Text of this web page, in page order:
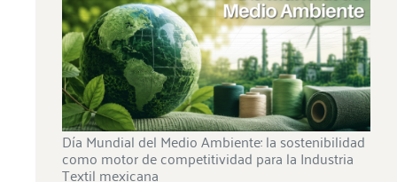
Día Mundial del Medio Ambiente: la sostenibilidad
como motor de competitividad para la Industria
Textil mexicana